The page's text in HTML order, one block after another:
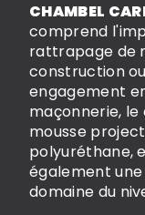
CHAMBEL
comprend
rattrapage de
construction
engagement
maçonnerie,
mousse
polyuréthane,
également
domaine du